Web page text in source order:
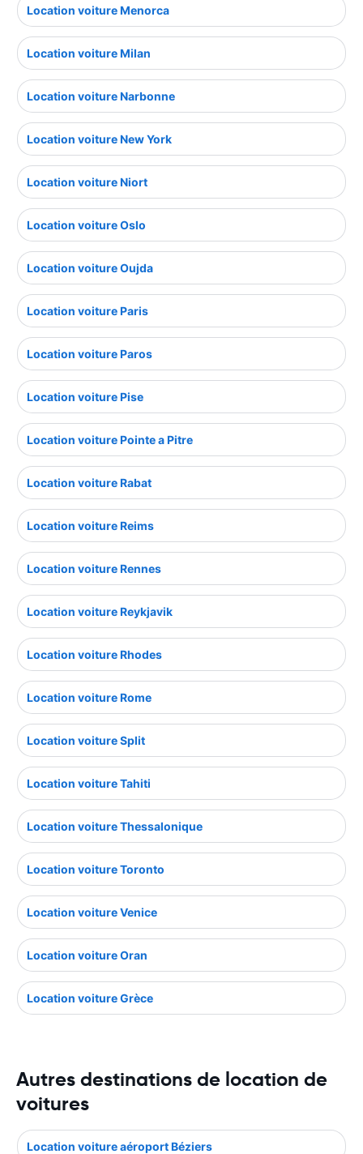
Location voiture Menorca
Location voiture Milan
Location voiture Narbonne
Location voiture New York
Location voiture Niort
Location voiture Oslo
Location voiture Oujda
Location voiture Paris
Location voiture Paros
Location voiture Pise
Location voiture Pointe a Pitre
Location voiture Rabat
Location voiture Reims
Location voiture Rennes
Location voiture Reykjavik
Location voiture Rhodes
Location voiture Rome
Location voiture Split
Location voiture Tahiti
Location voiture Thessalonique
Location voiture Toronto
Location voiture Venice
Location voiture Oran
Location voiture Grèce
Autres destinations de location de
voitures
Location voiture aéroport Béziers